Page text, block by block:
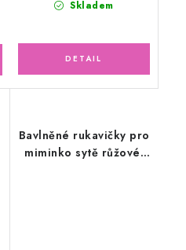
Skladem
Bavlněné rukavičky pro
miminko sytě růžové,